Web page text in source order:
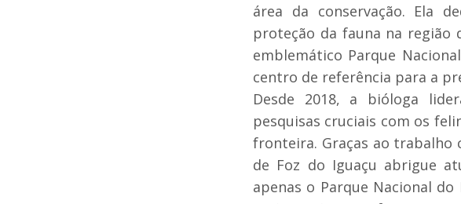
área da conservação. Ela
proteção da fauna na região
emblemático Parque
centro de referência para a
Desde 2018, a bióloga
pesquisas cruciais com os
fronteira. Graças ao trabalho
de Foz do Iguaçu abrigue
apenas o Parque Nacional